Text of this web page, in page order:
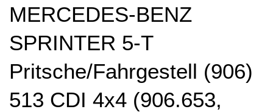
MERCEDES-BENZ
SPRINTER 5-T
Pritsche/Fahrgestell (906)
513 CDI 4x4 (906.653,